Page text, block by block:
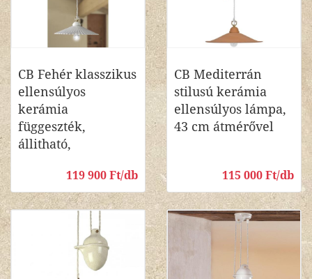
CB Fehér klasszikus
ellensúlyos
kerámia
függeszték,
állitható,
119 900 Ft/db
CB Mediterrán
stilusú kerámia
ellensúlyos lámpa,
43 cm átmérővel
115 000 Ft/db